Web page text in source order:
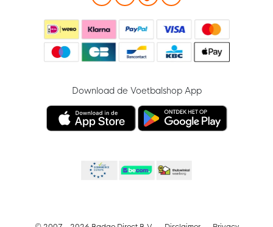
Download de Voetbalshop App